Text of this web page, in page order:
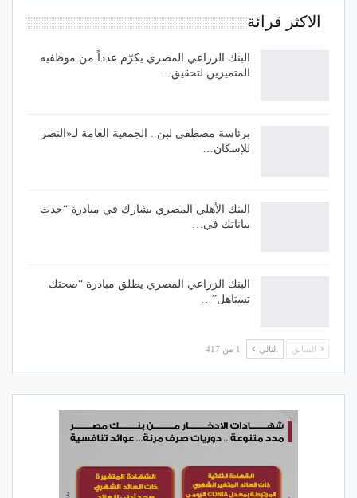
الاكثر قرائة
البنك الزراعي المصري يكرّم عدداً من موظفيه
المتميزين لتحقيق…
برئاسة مصطفى لبن.. الجمعية العامة لـ«النصر
للإسكان…
البنك الأهلي المصري يشارك في مبادرة “حدث
بياناتك في…
البنك الزراعي المصري يطلق مبادرة “صحتك
تستاهل”…
السابق التالي 1 من 417